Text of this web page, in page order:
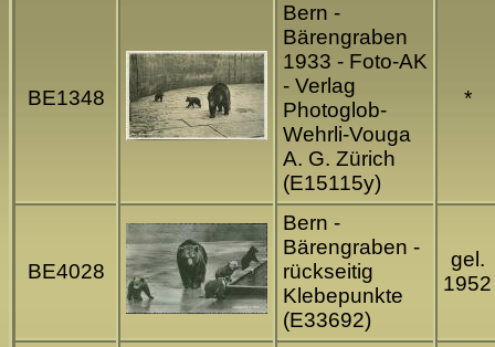
BE1348
Bern -
Bärengraben
1933 - Foto-AK
- Verlag
Photoglob-
Wehrli-Vouga
A. G. Zürich
(E15115y)
*
BE4028
Bern -
Bärengraben -
rückseitig
Klebepunkte
(E33692)
gel.
1952